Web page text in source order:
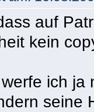
auf
kein
ich ja
seine